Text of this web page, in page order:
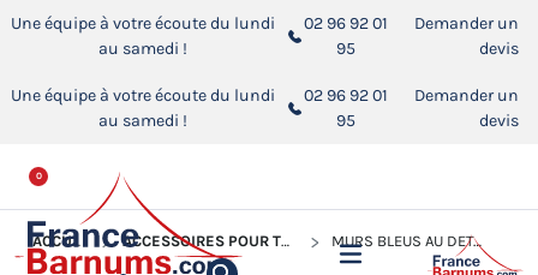
Une équipe à votre écoute du lundi
au samedi !
02 96 92 01
95
Demander un
devis
Une équipe à votre écoute du lundi
au samedi !
02 96 92 01
95
Demander un
devis
0
ACCUEIL ACCESSOIRES POUR TENTES DE RÉCEPTION MURS BLEUS AU DÉTAIL POUR TENTE ÉTOILE Ø10M